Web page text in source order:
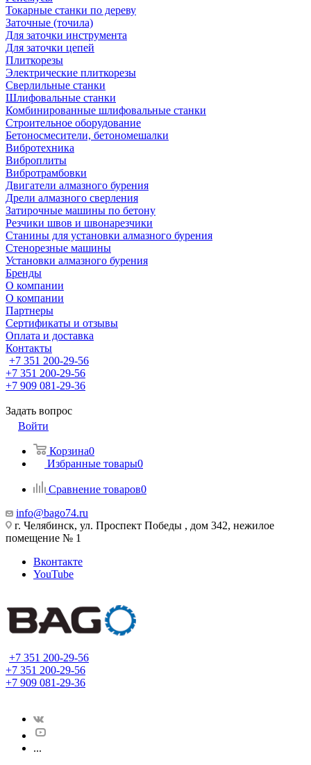
Токарные станки по дереву
Заточные (точила)
Для заточки инструмента
Для заточки цепей
Плиткорезы
Электрические плиткорезы
Сверлильные станки
Шлифовальные станки
Комбинированные шлифовальные станки
Строительное оборудование
Бетоносмесители, бетономешалки
Вибротехника
Виброплиты
Вибротрамбовки
Двигатели алмазного бурения
Дрели алмазного сверления
Затирочные машины по бетону
Резчики швов и швонарезчики
Станины для установки алмазного бурения
Стенорезные машины
Установки алмазного бурения
Бренды
О компании
О компании
Партнеры
Cертификаты и отзывы
Оплата и доставка
Контакты
+7 351 200-29-56
+7 351 200-29-56
+7 909 081-29-36
Задать вопрос
Войти
Корзина0
Избранные товары0
Сравнение товаров0
info@bago74.ru
г. Челябинск, ул. Проспект Победы , дом 342, нежилое
помещение № 1
Вконтакте
YouTube
+7 351 200-29-56
+7 351 200-29-56
+7 909 081-29-36
...